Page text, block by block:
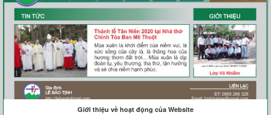
Giới thiệu về hoạt động của Website